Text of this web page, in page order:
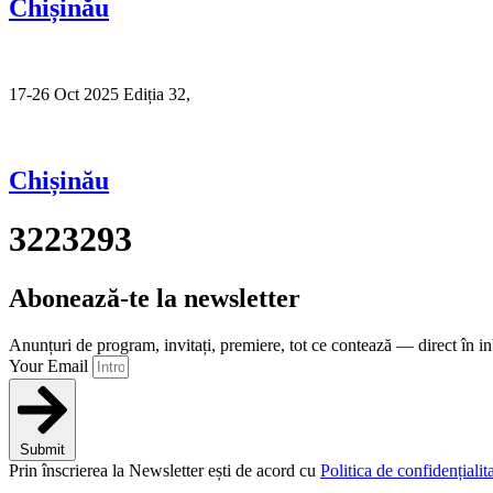
Chișinău
17-26 Oct 2025 Ediția 32,
Chișinău
3223293
Abonează-te la newsletter
Anunțuri de program, invitați, premiere, tot ce contează — direct în
Your Email
Submit
Prin înscrierea la Newsletter ești de acord cu Politica de